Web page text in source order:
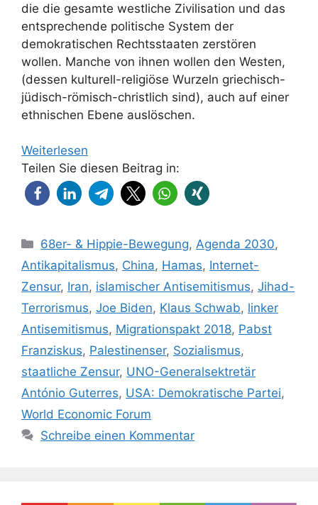
die die gesamte westliche Zivilisation und das
entsprechende politische System der
demokratischen Rechtsstaaten zerstören
wollen. Manche von ihnen wollen den Westen,
(dessen kulturell-religiöse Wurzeln griechisch-
jüdisch-römisch-christlich sind), auch auf einer
ethnischen Ebene auslöschen.
Weiterlesen
Teilen Sie diesen Beitrag in:
Kategorien
68er- & Hippie-Bewegung,Agenda 2030,
Antikapitalismus, China, Hamas, Internet-
Zensur, Iran, islamischer Antisemitismus, Jihad-
Terrorismus, Joe Biden, Klaus Schwab, linker
Antisemitismus, Migrationspakt 2018, Pabst
Franziskus, Palestinenser, Sozialismus,
staatliche Zensur, UNO-Generalsektretär
António Guterres, USA: Demokratische Partei,
World Economic Forum
Schreibe einen Kommentar